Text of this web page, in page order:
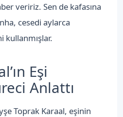
veririz. Sen de kafasına
cesedi aylarca
kullanmışlar.
Eşi
Anlattı
Toprak Karaal, eşinin